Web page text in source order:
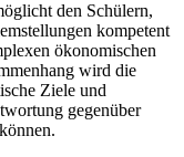
den Schülern,
kompetent
ökonomischen
wird die
Ziele und
gegenüber